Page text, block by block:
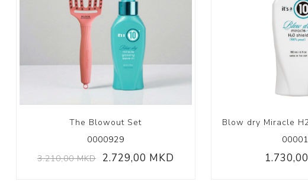
The Blowout Set
0000929
3.210,00 MKD
2.729,00 MKD
Blow dry Miracle